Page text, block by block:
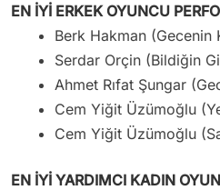
EN İYİ ERKEK OYUNCU
Berk Hakman (Gecenin
Serdar Orçin (Bildiğin
Ahmet Rıfat Şungar
Cem Yiğit Üzümoğlu
Cem Yiğit Üzümoğlu
EN İYİ YARDIMCI KADIN